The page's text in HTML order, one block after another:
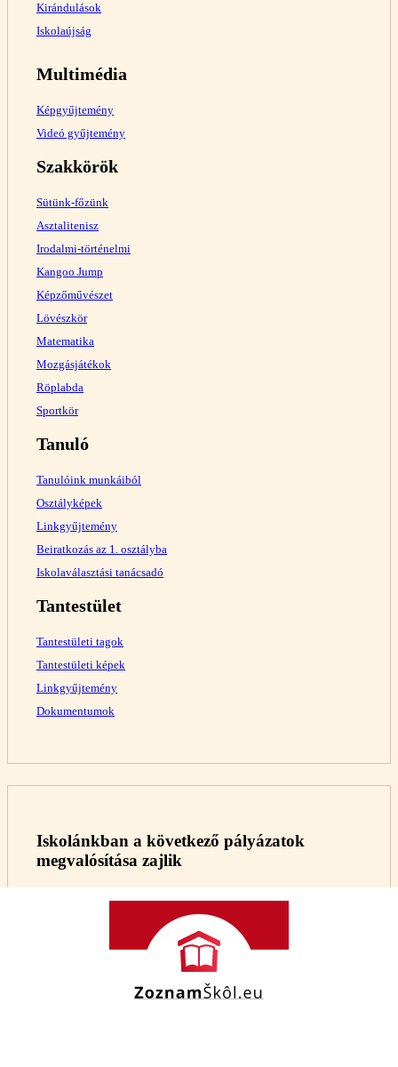
Kirándulások
Iskolaújság
Multimédia
Képgyűjtemény
Videó gyűjtemény
Szakkörök
Sütünk-főzünk
Asztalitenisz
Irodalmi-történelmi
Kangoo Jump
Képzőművészet
Lövészkör
Matematika
Mozgásjátékok
Röplabda
Sportkör
Tanuló
Tanulóink munkáiból
Osztályképek
Linkgyűjtemény
Beiratkozás az 1. osztályba
Iskolaválasztási tanácsadó
Tantestület
Tantestületi tagok
Tantestületi képek
Linkgyűjtemény
Dokumentumok
Iskolánkban a következő pályázatok
megvalósítása zajlik